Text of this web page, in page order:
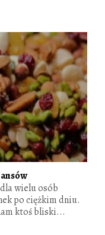
wielu osób
po ciężkim dniu.
ktoś bliski...